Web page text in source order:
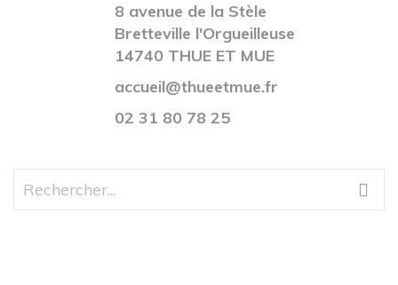
8 avenue de la Stèle
Bretteville l'Orgueilleuse
14740 THUE ET MUE
accueil@thueetmue.fr
02 31 80 78 25